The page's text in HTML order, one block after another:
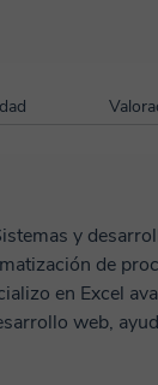
y
de
web,